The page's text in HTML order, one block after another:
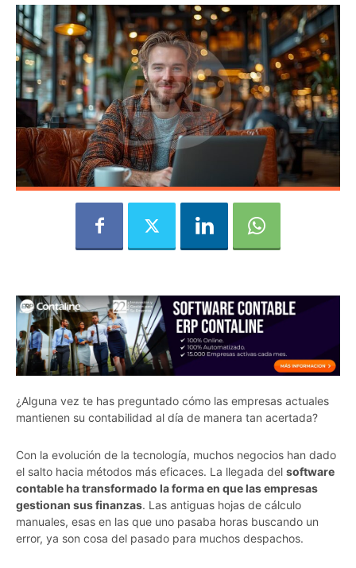
¿Alguna vez te has preguntado cómo las empresas actuales
mantienen su contabilidad al día de manera tan acertada?
Con la evolución de la tecnología, muchos negocios han dado
el salto hacia métodos más eficaces. La llegada del software
contable ha transformado la forma en que las empresas
gestionan sus finanzas. Las antiguas hojas de cálculo
manuales, esas en las que uno pasaba horas buscando un
error, ya son cosa del pasado para muchos despachos.